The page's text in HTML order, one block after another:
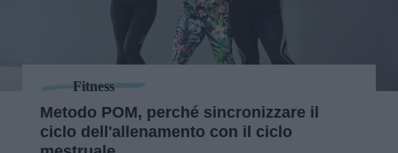
Fitness
Metodo POM, perché sincronizzare il
ciclo dell'allenamento con il ciclo